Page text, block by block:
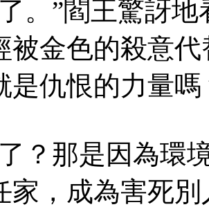
。”閻王驚訝地
被金色的殺意
是仇恨的力量嗎
？那是因為環
家，成為害死